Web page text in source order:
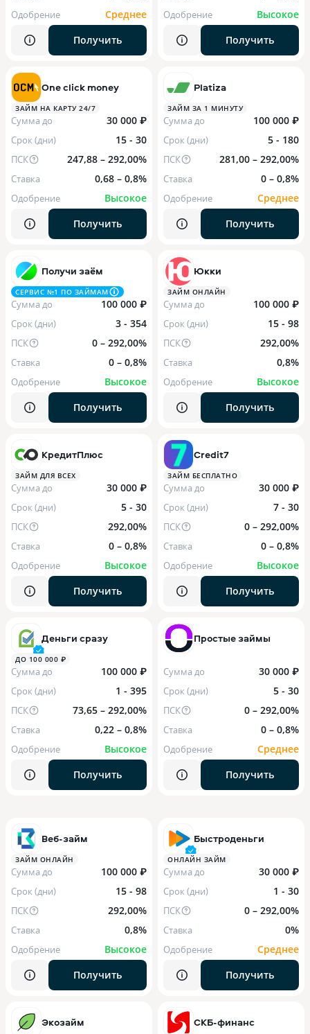
Одобрение
Среднее
Получить
Одобрение
Высокое
Получить
One click money
ЗАЙМ НА КАРТУ 24/7
Сумма до 30 000 ₽
Срок (дни) 15 - 30
ПСК 247,88 – 292,00%
Ставка 0,68 – 0,8%
Одобрение
Высокое
Получить
Platiza
ЗАЙМ ЗА 1 МИНУТУ
Сумма до 100 000 ₽
Срок (дни) 5 - 180
ПСК 281,00 – 292,00%
Ставка 0 – 0,8%
Одобрение
Среднее
Получить
Получи заём
СЕРВИС №1 ПО ЗАЙМАМ
Сумма до 100 000 ₽
Срок (дни) 3 - 354
ПСК 0 – 292,00%
Ставка 0 – 0,8%
Одобрение
Высокое
Получить
Юкки
ЗАЙМ ОНЛАЙН
Сумма до 100 000 ₽
Срок (дни) 15 - 98
ПСК 292,00%
Ставка 0,8%
Одобрение
Высокое
Получить
КредитПлюс
ЗАЙМ ДЛЯ ВСЕХ
Сумма до 30 000 ₽
Срок (дни) 5 - 30
ПСК 292,00%
Ставка 0 – 0,8%
Одобрение
Высокое
Получить
Credit7
ЗАЙМ БЕСПЛАТНО
Сумма до 30 000 ₽
Срок (дни) 7 - 30
ПСК 0 – 292,00%
Ставка 0 – 0,8%
Одобрение
Высокое
Получить
Деньги сразу
ДО 100 000 ₽
Сумма до 100 000 ₽
Срок (дни) 1 - 395
ПСК 73,65 – 292,00%
Ставка 0,22 – 0,8%
Одобрение
Высокое
Получить
Простые займы
Сумма до 30 000 ₽
Срок (дни) 5 - 30
ПСК 0 – 292,00%
Ставка 0 – 0,8%
Одобрение
Среднее
Получить
Веб-займ
ЗАЙМ ОНЛАЙН
Сумма до 100 000 ₽
Срок (дни) 15 - 98
ПСК 292,00%
Ставка 0,8%
Одобрение
Высокое
Получить
Быстроденьги
ОНЛАЙН ЗАЙМ
Сумма до 30 000 ₽
Срок (дни) 1 - 30
ПСК 0 – 292,00%
Ставка 0%
Одобрение
Среднее
Получить
Экозайм СКБ-финанс